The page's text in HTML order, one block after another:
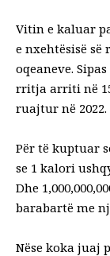
Vitin e kaluar
e nxehtësisë
oqeaneve.
rritja arriti në
ruajtur në 2022.
Për të kuptuar
se 1 kalori
Dhe
barabartë me
Nëse koka juaj